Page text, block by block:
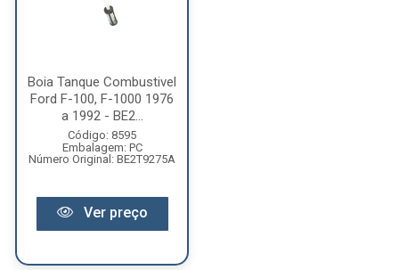
Boia Tanque Combustivel
Ford F-100, F-1000 1976
a 1992 - BE2...
Código: 8595
Embalagem: PC
Número Original: BE2T9275A
Ver preço